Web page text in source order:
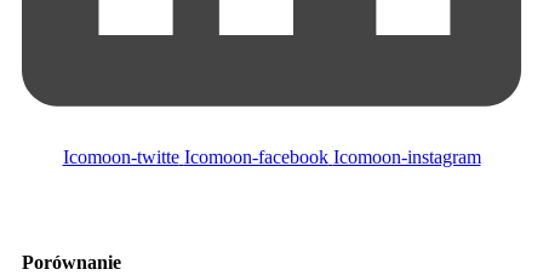
Icomoon-twitte Icomoon-facebook Icomoon-instagram
Porównanie